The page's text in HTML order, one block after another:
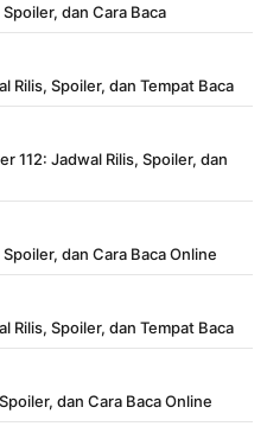
dan Cara Baca
Rilis, Spoiler, dan Tempat Baca
112: Jadwal Rilis, Spoiler, dan
dan Cara Baca Online
Rilis, Spoiler, dan Tempat Baca
dan Cara Baca Online